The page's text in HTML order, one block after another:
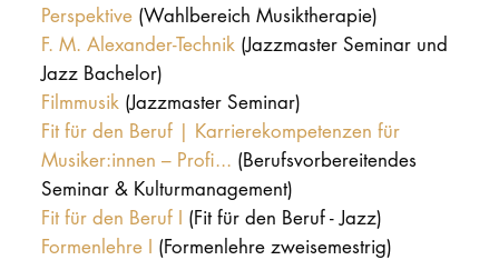
Perspektive (Wahlbereich Musiktherapie)
F. M. Alexander-Technik (Jazzmaster Seminar und
Jazz Bachelor)
Filmmusik (Jazzmaster Seminar)
Fit für den Beruf | Karrierekompetenzen für
Musiker:innen – Profi... (Berufsvorbereitendes
Seminar & Kulturmanagement)
Fit für den Beruf I (Fit für den Beruf - Jazz)
Formenlehre I (Formenlehre zweisemestrig)